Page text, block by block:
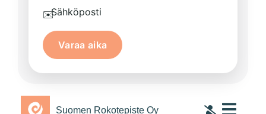
✉️Sähköposti
Varaa aika